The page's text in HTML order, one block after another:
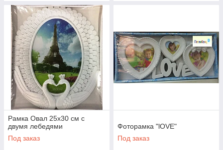
Рамка Овал 25х30 см с
двумя лебедями
Под заказ
Фоторамка "lOVE"
Под заказ